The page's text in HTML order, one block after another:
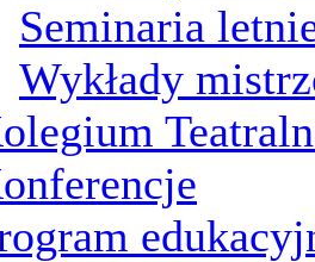
Seminaria
Wykłady